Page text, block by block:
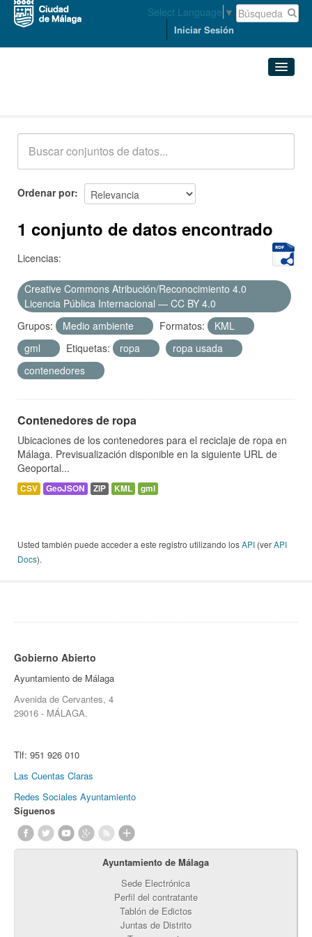
Select Language ▼
Iniciar Sesión
Acerca de
Ordenar por
1 conjunto de datos encontrado
Licencias:
Creative Commons Atribución/Reconocimiento 4.0
Licencia Pública Internacional — CC BY 4.0
Grupos:
Medio ambiente Formatos:
KML
gml
Etiquetas: ropa
ropa usada
contenedores
Contenedores de ropa
Ubicaciones de los contenedores para el reciclaje de ropa en
Málaga. Previsualización disponible en la siguiente URL de
Geoportal...
CSV GeoJSON ZIP KML gml
Usted también puede acceder a este registro utilizando losAPI (verAPI
Docs).
Gobierno Abierto
Ayuntamiento de Málaga
Avenida de Cervantes, 4
29016 - MÁLAGA.
Tlf: 951 926 010
Las Cuentas Claras
Redes Sociales Ayuntamiento
Síguenos
Ayuntamiento de Málaga
Sede Electrónica
Perfil del contratante
Tablón de Edictos
Juntas de Distrito